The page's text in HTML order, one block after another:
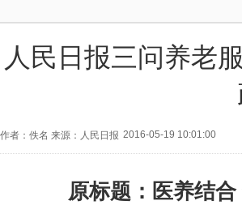
人民日报三问养老
作者：佚名 来源：人民日报 2016-05-19 10:01:00
原标题：医养结